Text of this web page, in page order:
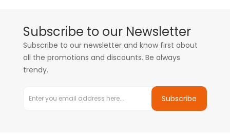
Subscribe to our Newsletter
Subscribe to our newsletter and know first about
all the promotions and discounts. Be always
trendy.
Subscribe